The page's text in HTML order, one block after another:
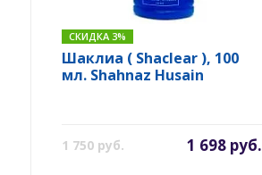
СКИДКА 3%
Шаклиа ( Shaclear ), 100
мл. Shahnaz Husain
1 750 руб. 1 698 руб.